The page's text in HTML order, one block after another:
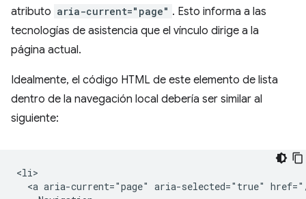
atributo aria-current="page" . Esto informa a las
tecnologías de asistencia que el vínculo dirige a la
página actual.
Idealmente, el código HTML de este elemento de lista
dentro de la navegación local debería ser similar al
siguiente:
<li>
<a aria-current="page" aria-selected="true"